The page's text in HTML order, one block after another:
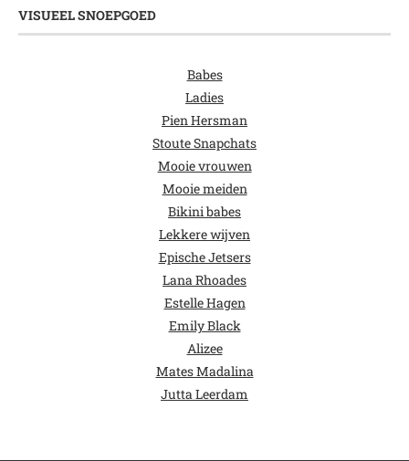
VISUEEL SNOEPGOED
Babes
Ladies
Pien Hersman
Stoute Snapchats
Mooie vrouwen
Mooie meiden
Bikini babes
Lekkere wijven
Epische Jetsers
Lana Rhoades
Estelle Hagen
Emily Black
Alizee
Mates Madalina
Jutta Leerdam